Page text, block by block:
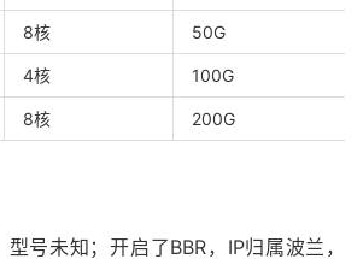
8核 50G
4核 100G
8核 200G
号未知；开启了BBR，IP归属波兰，